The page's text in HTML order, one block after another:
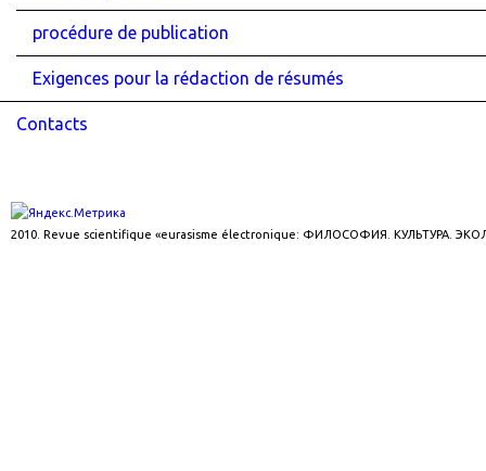
procédure de publication
Exigences pour la rédaction de résumés
Contacts
2010. Revue scientifique «eurasisme électronique: ФИЛОСОФИЯ. КУЛЬТУРА.